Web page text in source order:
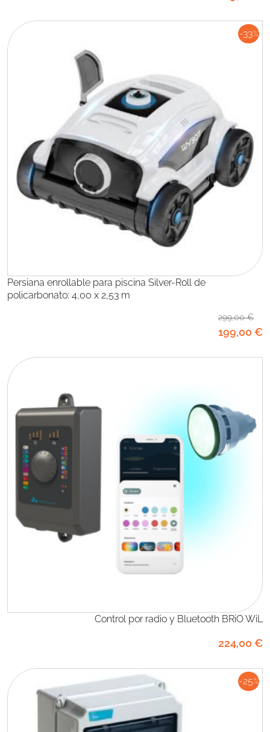
Persiana enrollable para piscina Silver-Roll de
policarbonato: 4,00 x 2,53 m
299,00€
199,00 €
-33%
Control por radio y Bluetooth BRiO WiL
224,00 €
-25%